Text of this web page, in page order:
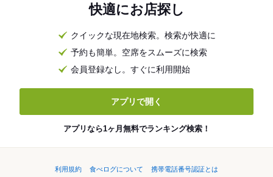
快適にお店探し
クイックな現在地検索。検索が快適に
予約も簡単。空席をスムーズに検索
会員登録なし。すぐに利用開始
アプリで開く
アプリなら1ヶ月無料でランキング検索！
利用規約 食べログについて 携帯電話番号認証とは